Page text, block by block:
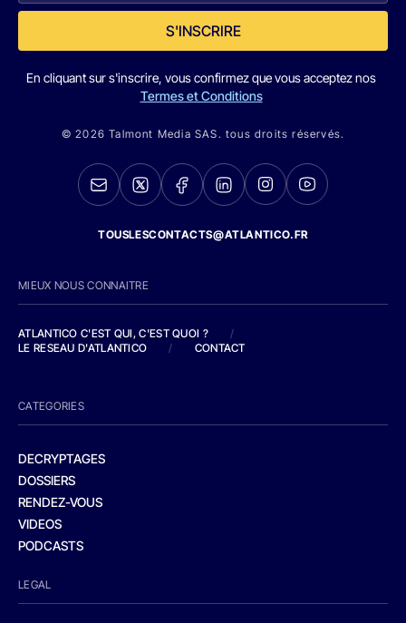
S'INSCRIRE
En cliquant sur s'inscrire, vous confirmez que vous acceptez nos
Termes et Conditions
© 2026 Talmont Media SAS. tous droits réservés.
TOUSLESCONTACTS@ATLANTICO.FR
MIEUX NOUS CONNAITRE
ATLANTICO C'EST QUI, C'EST QUOI ?
/
LE RESEAU D'ATLANTICO
/ CONTACT
CATEGORIES
DECRYPTAGES
DOSSIERS
RENDEZ-VOUS
VIDEOS
PODCASTS
LEGAL